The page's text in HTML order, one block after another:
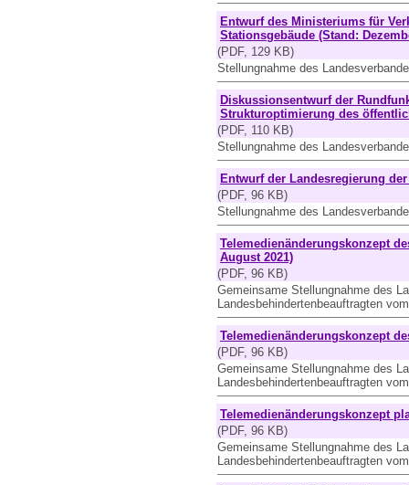
Entwurf des Ministeriums für
Stationsgebäude (Stand:
(PDF, 129 KB)
Stellungnahme des
Diskussionsentwurf der
Strukturoptimierung des
(PDF, 110 KB)
Stellungnahme des
Entwurf der Landesregierung der
(PDF, 96 KB)
Stellungnahme des
Telemedienänderungskonzept
August 2021)
(PDF, 96 KB)
Gemeinsame Stellungnahme des
Landesbehindertenbeauftragten
Telemedienänderungskonzept
(PDF, 96 KB)
Gemeinsame Stellungnahme des
Landesbehindertenbeauftragten
Telemedienänderungskonzept
(PDF, 96 KB)
Gemeinsame Stellungnahme des
Landesbehindertenbeauftragten